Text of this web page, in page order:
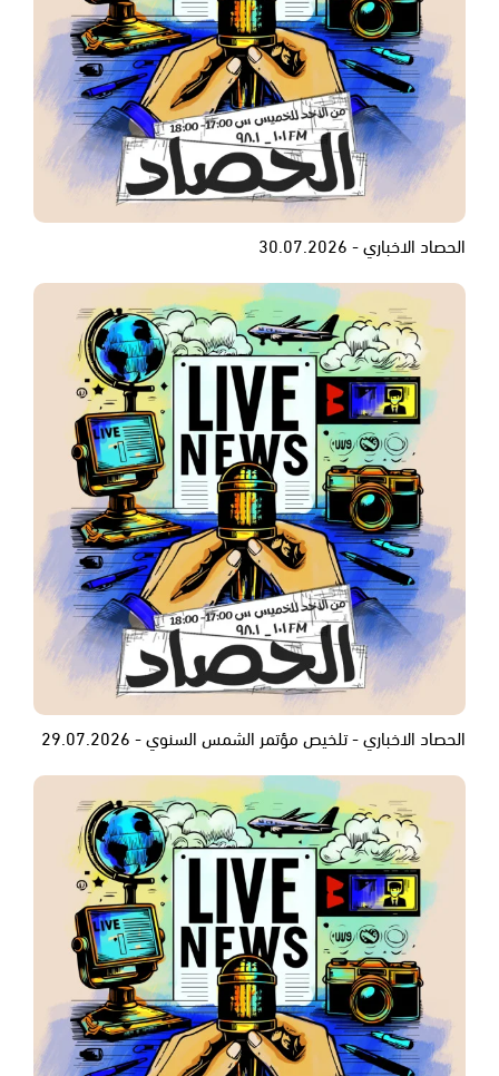
الحصاد الاخباري - 30.07.2026
الحصاد الاخباري - تلخيص مؤتمر الشمس السنوي - 29.07.2026